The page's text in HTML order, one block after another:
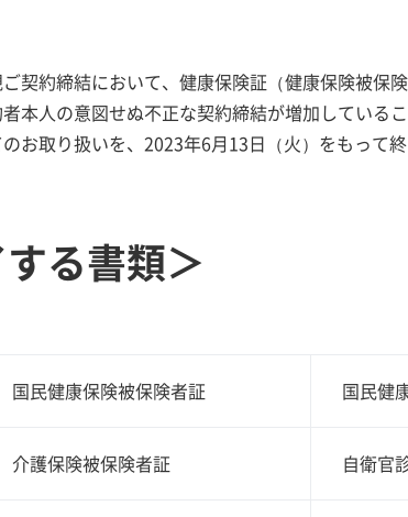
契約締結において、健康保険証（健康保険被保
本人の意図せぬ不正な契約締結が増加している
お取り扱いを、2023年6月13日（火）をもって終
る書類＞
国民健康保険被保険者証 国民健
介護保険被保険者証 自衛官